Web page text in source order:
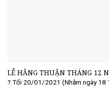
LỄ HẰNG THUẬN THÁNG 12
? Tối 20/01/2021 (Nhằm ngày 18